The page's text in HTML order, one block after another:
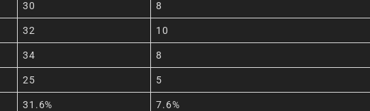
30 8
32 10
34 8
25 5
31.6% 7.6%